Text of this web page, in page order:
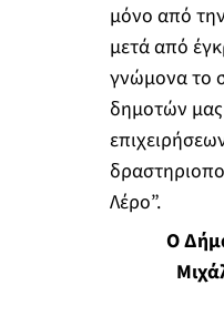
μόνο από
μετά από
γνώμονα το
δημοτών
Λέρο”.
Ο